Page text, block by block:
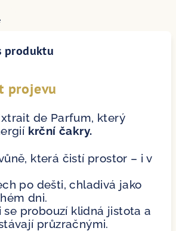
produktu
projevu
de Parfum, který
krční čakry.
která čistí prostor – i v
po dešti, chladivá jako
dni.
se probouzí klidná jistota a
průzračnými.